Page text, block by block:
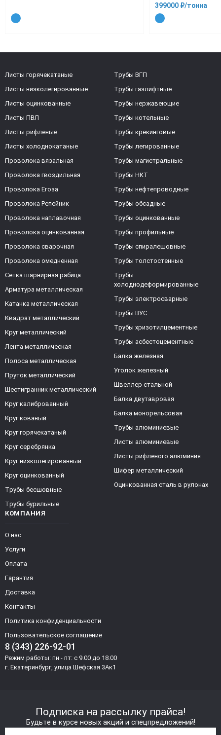
399000 ₽/тонна
КОМПАНИЯ
О нас
Услуги
Оплата
Гарантия
Доставка
Контакты
Политика конфиденциальности
Пользовательское соглашение
8 (343) 226-92-01
Режим работы: пн - пт: с 9.00 до 18.00
г. Екатеринбург, улица Шефская 3Ак1
Листы горячекатаные
Листы низколегированные
Листы оцинкованные
Листы ПВЛ
Листы рифленые
Листы холоднокатаные
Проволока вязальная
Проволока гвоздильная
Проволока Егоза
Проволока Репейник
Проволока наплавочная
Проволока оцинкованная
Проволока сварочная
Проволока омедненная
Сетка шарнирная рабица
Арматура металлическая
Катанка металлическая
Квадрат металлический
Круг металлический
Лента металлическая
Полоса металлическая
Пруток металлический
Шестигранник металлический
Круг калиброванный
Круг кованый
Круг горячекатаный
Круг серебрянка
Круг низколегированный
Круг оцинкованный
Трубы бесшовные
Трубы бурильные
Трубы ВГП
Трубы газлифтные
Трубы нержавеющие
Трубы котельные
Трубы крекинговые
Трубы легированные
Трубы магистральные
Трубы НКТ
Трубы нефтепроводные
Трубы обсадные
Трубы оцинкованные
Трубы профильные
Трубы спиралешовные
Трубы толстостенные
Трубы
холоднодеформированные
Трубы электросварные
Трубы ВУС
Трубы хризотилцементные
Трубы асбестоцементные
Балка железная
Уголок железный
Швеллер стальной
Балка двутавровая
Балка монорельсовая
Трубы алюминиевые
Листы алюминиевые
Листы рифленого алюминия
Шифер металлический
Оцинкованная сталь в рулонах
Подписка на рассылку прайса!
Будьте в курсе новых акций и спецпредложений!